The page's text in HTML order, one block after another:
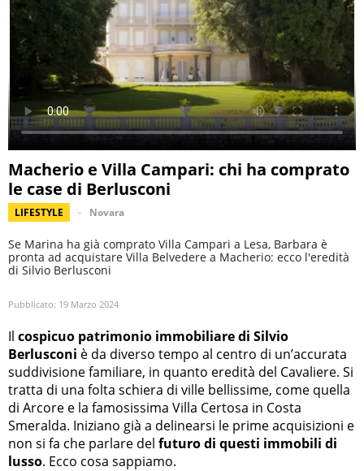
Macherio e Villa Campari: chi ha comprato
le case di Berlusconi
LIFESTYLE Novara
Se Marina ha già comprato Villa Campari a Lesa, Barbara è
pronta ad acquistare Villa Belvedere a Macherio: ecco l'eredità
di Silvio Berlusconi
Pubblicato: 19 Marzo 2024
Il cospicuo patrimonio immobiliare di Silvio
Berlusconi è da diverso tempo al centro di un’accurata
suddivisione familiare, in quanto eredità del Cavaliere. Si
tratta di una folta schiera di ville bellissime, come quella
di Arcore e la famosissima Villa Certosa in Costa
Smeralda. Iniziano già a delinearsi le prime acquisizioni e
non si fa che parlare del futuro di questi immobili di
lusso. Ecco cosa sappiamo.